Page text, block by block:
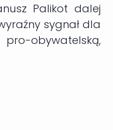
Palikot dalej
sygnał dla
obywatelską,